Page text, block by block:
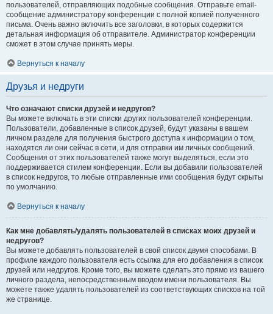
пользователей, отправляющих подобные сообщения. Отправьте email-
сообщение администратору конференции с полной копией полученного
письма. Очень важно включить все заголовки, в которых содержится
детальная информация об отправителе. Администратор конференции
сможет в этом случае принять меры.
Вернуться к началу
Друзья и недруги
Что означают списки друзей и недругов?
Вы можете включать в эти списки других пользователей конференции.
Пользователи, добавленные в список друзей, будут указаны в вашем
личном разделе для получения быстрого доступа к информации о том,
находятся ли они сейчас в сети, и для отправки им личных сообщений.
Сообщения от этих пользователей также могут выделяться, если это
поддерживается стилем конференции. Если вы добавили пользователей
в список недругов, то любые отправленные ими сообщения будут скрыты
по умолчанию.
Вернуться к началу
Как мне добавлять/удалять пользователей в списках моих друзей и
недругов?
Вы можете добавлять пользователей в свой список двумя способами. В
профиле каждого пользователя есть ссылка для его добавления в список
друзей или недругов. Кроме того, вы можете сделать это прямо из вашего
личного раздела, непосредственным вводом имени пользователя. Вы
можете также удалять пользователей из соответствующих списков на той
же странице.